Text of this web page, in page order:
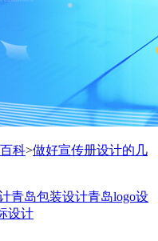
科>做好宣传册设计的几
青岛包装设计青岛logo设
设计